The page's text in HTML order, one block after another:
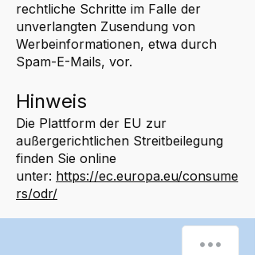
rechtliche Schritte im Falle der
unverlangten Zusendung von
Werbeinformationen, etwa durch
Spam-E-Mails, vor.
Hinweis
Die Plattform der EU zur
außergerichtlichen Streitbeilegung
finden Sie online
unter: https://ec.europa.eu/consume
rs/odr/